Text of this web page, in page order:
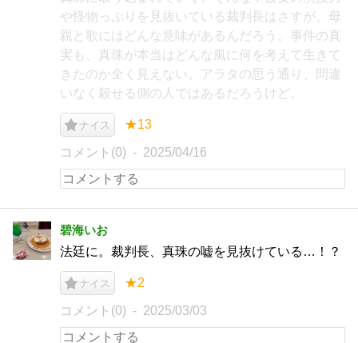
や怪物っぷりを見抜いている裁判長はさすが。母
親と歌にはどんな意味があるんだろう。事件の真
実も、真珠が本当はどんな風に何を考えて生きて
きたのか全く見えない。アラタの思う通り、間違
いなく殺せる側の人ではあるだろうけど。
ナイス ★13
コメント(0) 2025/04/16
碧海いお
法廷に。裁判長、真珠の嘘を見抜けている…！？
ナイス ★2
コメント(0) 2025/03/03